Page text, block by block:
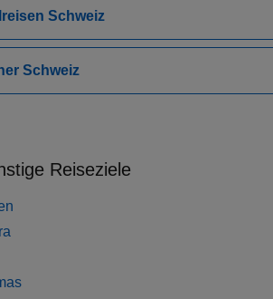
Schweiz
Schweiz
Reiseziele